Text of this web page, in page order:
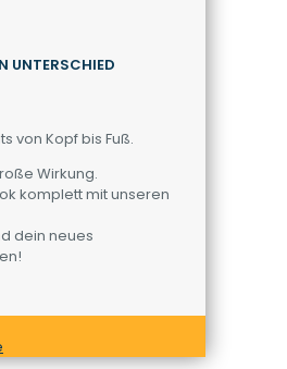
UNTERSCHIED
von Kopf bis Fuß.
Wirkung.
komplett mit unseren
dein neues